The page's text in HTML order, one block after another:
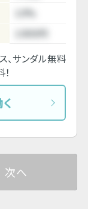
10%
1000円
、サンダル無料
次へ